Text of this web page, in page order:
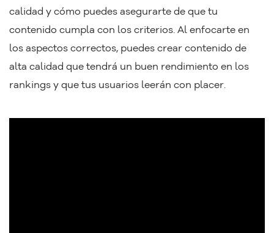
calidad y cómo puedes asegurarte de que tu
contenido cumpla con los criterios. Al enfocarte en
los aspectos correctos, puedes crear contenido de
alta calidad que tendrá un buen rendimiento en los
rankings y que tus usuarios leerán con placer.